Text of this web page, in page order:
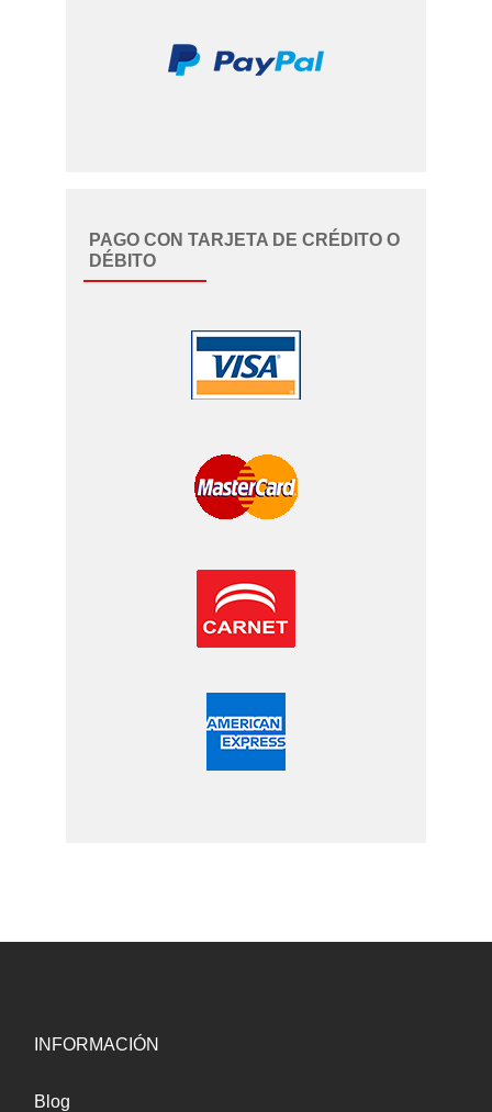
PAGO CON TARJETA DE CRÉDITO O
DÉBITO
INFORMACIÓN
Blog